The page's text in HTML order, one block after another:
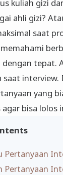
kuliah gizi
ahli gizi?
saat
tepat.
saat
yang
bisa lolos
Pertanyaan
Pertanyaan